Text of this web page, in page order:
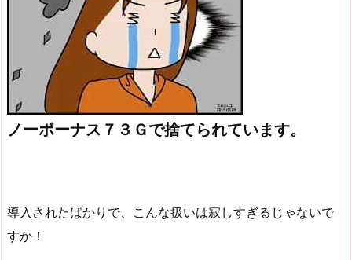
ノーボーナス７３Ｇで捨てられています。
導入されたばかりで、こんな扱いは寂しすぎるじゃないで
すか！